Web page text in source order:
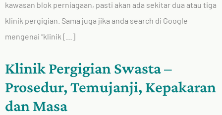
kawasan blok perniagaan, pasti akan ada sekitar dua atau tiga
klinik pergigian. Sama juga jika anda search di Google
mengenai “klinik […]
Klinik Pergigian Swasta –
Prosedur, Temujanji, Kepakaran
dan Masa